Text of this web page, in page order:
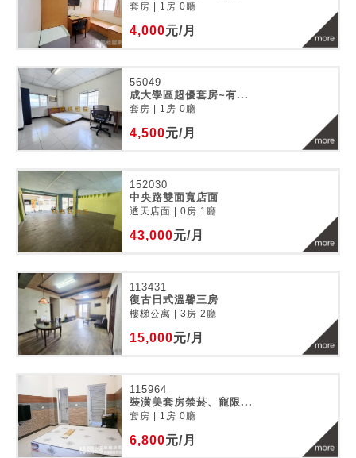
套房 | 1房 0廳
4,000元/月
56049
成大學區超優套房~有...
套房 | 1房 0廳
4,500元/月
152030
中央路雙面寬店面
透天店面 | 0房 1廳
43,000元/月
113431
復古日式溫馨三房
樓梯公寓 | 3房 2廳
15,000元/月
115964
裝潢美套房禁菸、寵限...
套房 | 1房 0廳
6,800元/月